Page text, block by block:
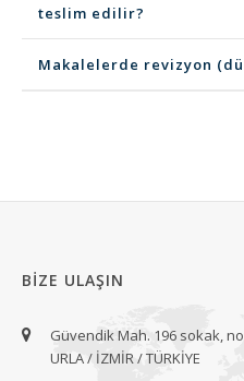
teslim edilir?
Makalelerde revizyon
BIZE ULAŞIN
Güvendik Mah. 196 sokak,
URLA / İZMİR / TÜRKİYE